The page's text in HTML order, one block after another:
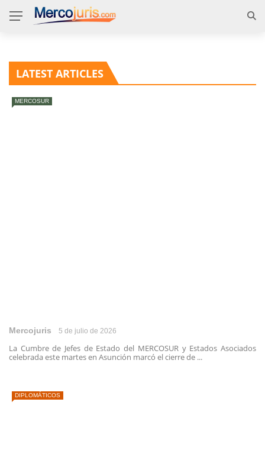
LATEST ARTICLES
MERCOSUR
Mercojuris 5 de julio de 2026
La Cumbre de Jefes de Estado del MERCOSUR y Estados Asociados
celebrada este martes en Asunción marcó el cierre de ...
DIPLOMÁTICOS